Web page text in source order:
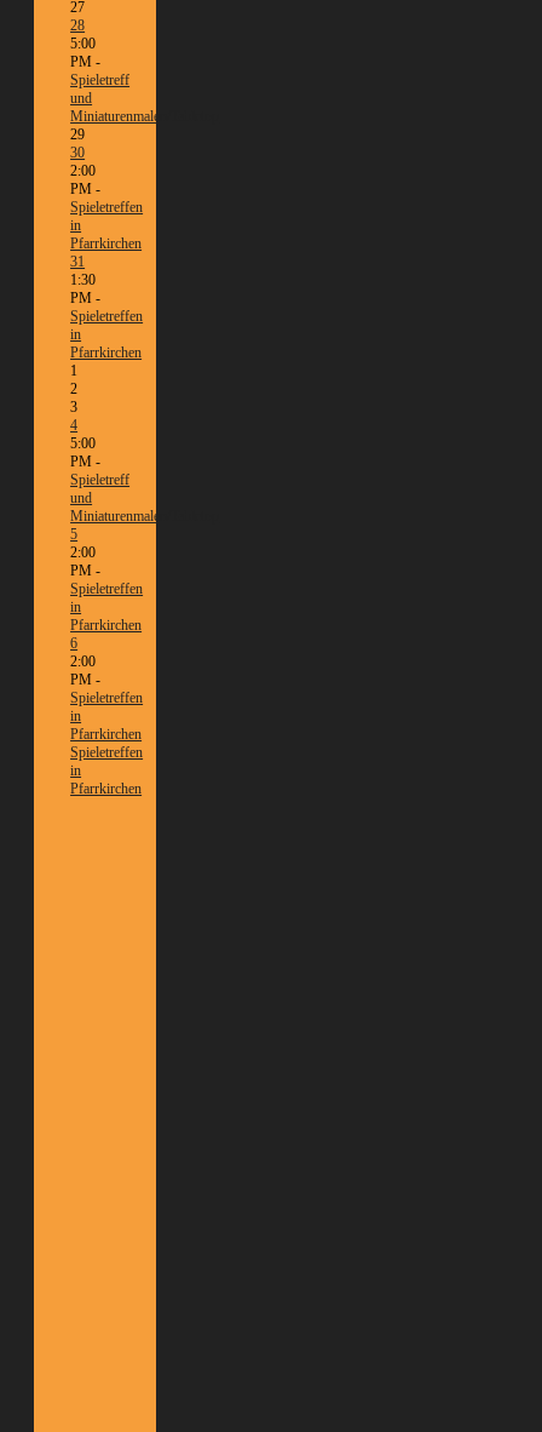
27
28
5:00
PM -
Spieletreff
und
Miniaturenmalen/Tabletop
29
30
2:00
PM -
Spieletreffen
in
Pfarrkirchen
31
1:30
PM -
Spieletreffen
in
Pfarrkirchen
1
2
3
4
5:00
PM -
Spieletreff
und
Miniaturenmalen/Tabletop
5
2:00
PM -
Spieletreffen
in
Pfarrkirchen
6
2:00
PM -
Spieletreffen
in
Pfarrkirchen
Spieletreffen
in
Pfarrkirchen